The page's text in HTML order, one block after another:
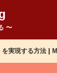
〜
実現する方法